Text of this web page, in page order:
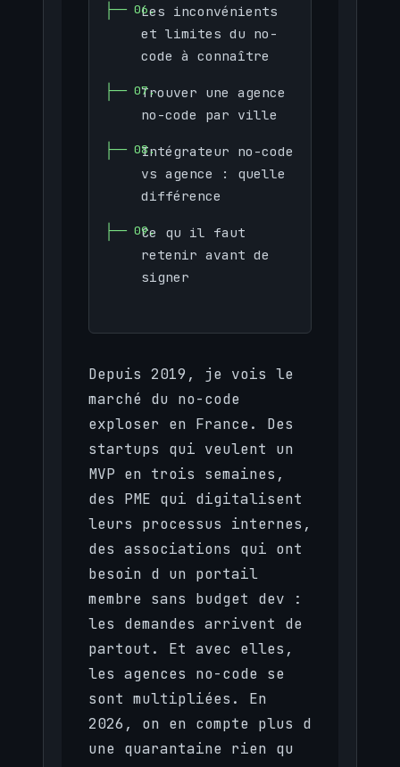
Les inconvénients
et limites du no-
code à connaître
Trouver une agence
no-code par ville
Intégrateur no-code
vs agence : quelle
différence
Ce qu il faut
retenir avant de
signer
Depuis 2019, je vois le
marché du no-code
exploser en France. Des
startups qui veulent un
MVP en trois semaines,
des PME qui digitalisent
leurs processus internes,
des associations qui ont
besoin d un portail
membre sans budget dev :
les demandes arrivent de
partout. Et avec elles,
les agences no-code se
sont multipliées. En
2026, on en compte plus d
une quarantaine rien qu